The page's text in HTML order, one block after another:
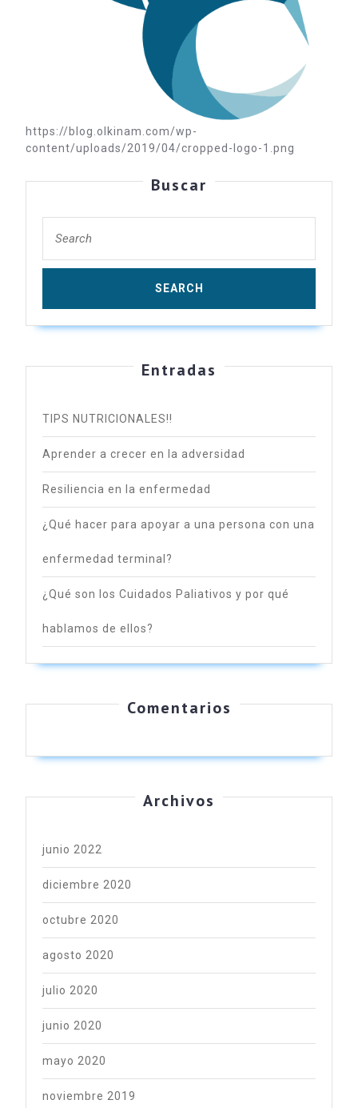
https://blog.olkinam.com/wp-
content/uploads/2019/04/cropped-logo-1.png
Buscar
for:
Entradas
TIPS NUTRICIONALES!!
Aprender a crecer en la adversidad
Resiliencia en la enfermedad
¿Qué hacer para apoyar a una persona con una
enfermedad terminal?
¿Qué son los Cuidados Paliativos y por qué
hablamos de ellos?
Comentarios
Archivos
junio 2022
diciembre 2020
octubre 2020
agosto 2020
julio 2020
junio 2020
mayo 2020
noviembre 2019